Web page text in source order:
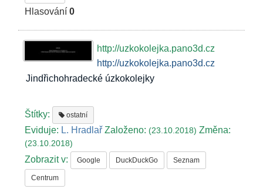
Hlasování0
http://uzkokolejka.pano3d.cz
http://uzkokolejka.pano3d.cz
Jindřichohradecké úzkokolejky
Štítky: ostatní
Eviduje: L. Hradlař Založeno:(23.10.2018)Změna:
(23.10.2018)
Zobrazit v: Google DuckDuckGo Seznam
Centrum